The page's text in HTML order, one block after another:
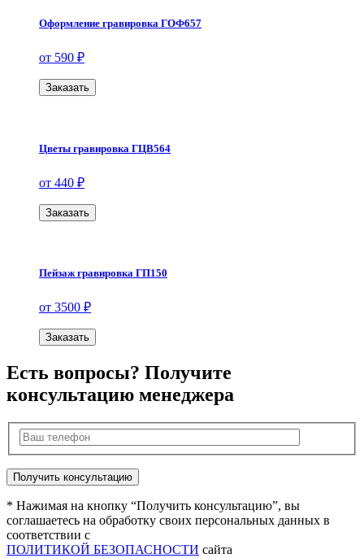
Оформление гравировка ГОФ657
от 590 ₽
Заказать
Цветы гравировка ГЦВ564
от 440 ₽
Заказать
Пейзаж гравировка ГП150
от 3500 ₽
Заказать
Есть вопросы? Получите
консультацию менеджера
* Нажимая на кнопку “Получить консультацию”, вы
соглашаетесь на обработку своих персональных данных в
соответствии с
ПОЛИТИКОЙ БЕЗОПАСНОСТИ сайта